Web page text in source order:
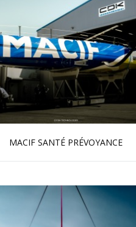
MACIF SANTÉ PRÉVOYANCE
En savoir plus...